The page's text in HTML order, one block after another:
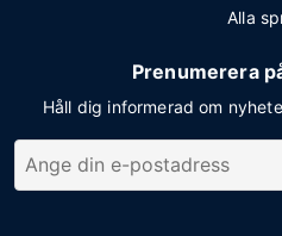
Alla
Prenumerera
Håll dig informerad om